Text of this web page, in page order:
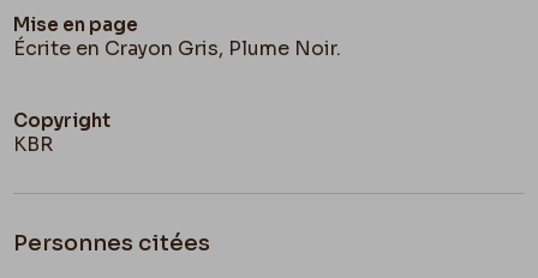
Mise en page
Écrite en Crayon Gris, Plume Noir.
Copyright
KBR
Personnes citées